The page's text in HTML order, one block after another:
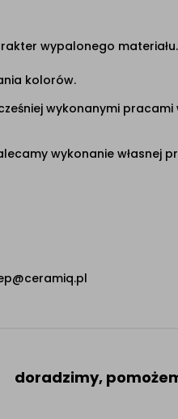
wypalonego
kolorów.
wykonanymi
wykonanie własnej
doradzimy,